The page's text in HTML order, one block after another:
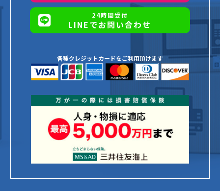
24時間受付
LINEでお問い合わせ
各種クレジットカードをご利用頂けます